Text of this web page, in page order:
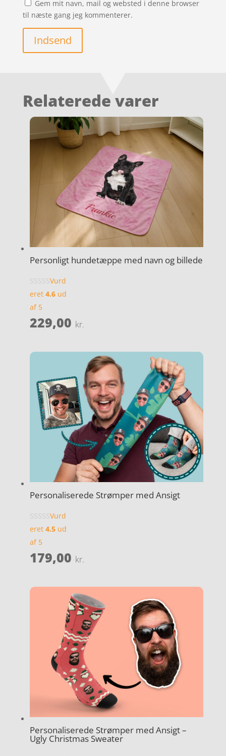
Gem mit navn, mail og websted i denne browser
til næste gang jeg kommenterer.
Indsend
Relaterede varer
Personligt hundetæppe med navn og billede
Vurd
eret 4.6ud
af 5
229,00 kr.
Personaliserede Strømper med Ansigt
Vurd
eret 4.5ud
af 5
179,00 kr.
Personaliserede Strømper med Ansigt –
Ugly Christmas Sweater